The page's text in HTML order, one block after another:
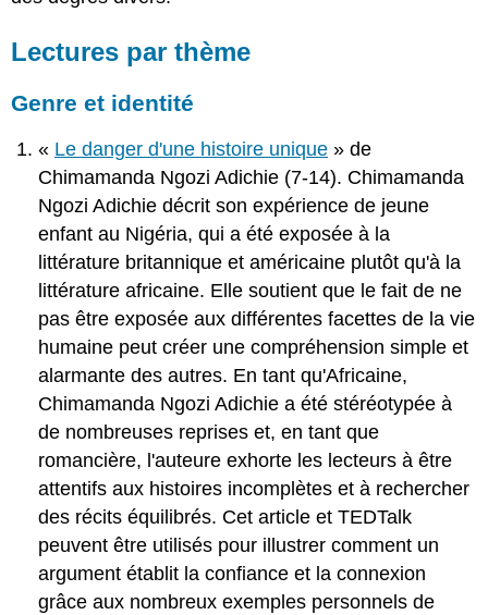
Politique
Amérique
La
nature
et
l'environnement
Lectures
par
type
d'argument
Arguments
de
définition
Arguments
Arguments
causaux
Arguments
de
proposition
de
lectures
Lectures par thème
Genre et identité
« Le danger d'une histoire unique » de
Chimamanda Ngozi Adichie (7-14). Chimamanda
Ngozi Adichie décrit son expérience de jeune
enfant au Nigéria, qui a été exposée à la
littérature britannique et américaine plutôt qu'à la
littérature africaine. Elle soutient que le fait de ne
pas être exposée aux différentes facettes de la vie
humaine peut créer une compréhension simple et
alarmante des autres. En tant qu'Africaine,
Chimamanda Ngozi Adichie a été stéréotypée à
de nombreuses reprises et, en tant que
romancière, l'auteure exhorte les lecteurs à être
attentifs aux histoires incomplètes et à rechercher
des récits équilibrés. Cet article et TEDTalk
peuvent être utilisés pour illustrer comment un
argument établit la confiance et la connexion
grâce aux nombreux exemples personnels de